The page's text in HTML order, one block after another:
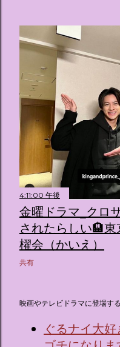
4:11:00 午後
金曜ドラマ_クロ
されたらしい🏨
櫂会（かいえ）
共有
映画やテレビドラマに登場す
ぐるナイ大